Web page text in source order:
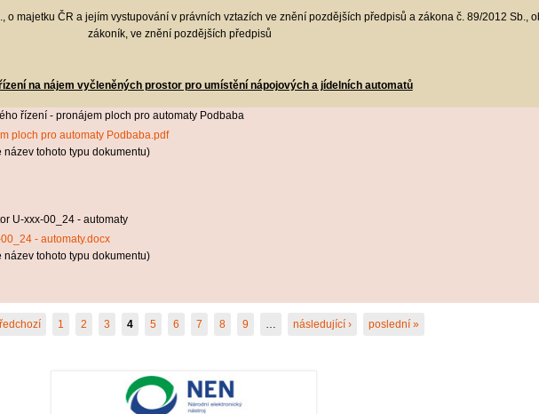
o majetku ČR a jejím vystupování v právních vztazích ve znění pozdějších předpisů a zákona č. 89/2012 Sb.,
zákoník, ve znění pozdějších předpisů
na nájem vyčleněných prostor pro umístění nápojových a jídelních automatů
řízení - pronájem ploch pro automaty Podbaba
ploch pro automaty Podbaba.pdf
tohoto typu dokumentu)
U-xxx-00_24 - automaty
- automaty.docx
tohoto typu dokumentu)
1 2 3 4 5 6 7 8 9 … následující › poslední »